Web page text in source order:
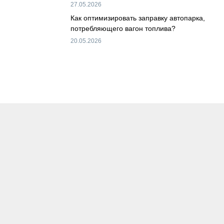
27.05.2026
Как оптимизировать заправку автопарка,
потребляющего вагон топлива?
20.05.2026